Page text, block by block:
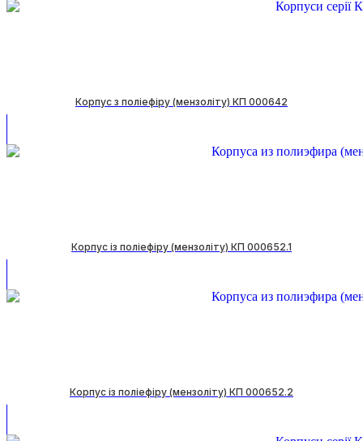
Корпус з поліефіру (мензоліту) КП 000642
Корпус із поліефіру (мензоліту) КП 000652.1
Корпус із поліефіру (мензоліту) КП 000652.2